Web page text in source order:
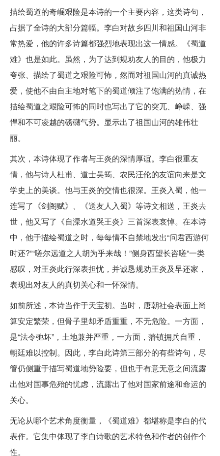
描绘蜀道的奇崛艰险是本诗的一个主要内容，这类诗句，
占据了全诗的大部分篇幅。李白对故乡四川和祖国山河非
常热爱，他的许多诗篇都强烈地表现出这一情感。《蜀道
难》也是如此。虽然，为了达到规劝友人的目的，他极力
夸张、描绘了蜀道之艰险可怖，然而对祖国山河的真诚热
爱，使他不由自主地对笔下的蜀道倾注了饱满的热情，在
描绘蜀道之艰险可怖的同时也写出了它的突兀、峥嵘、强
悍和不可凌越的磅礴气势。显示出了祖国山河的雄伟壮
丽。
其次，本诗体现了作者与王炎的深情厚谊。李白很重友
情，他与诗人杜甫、道士吴筠、农民汪伦的友谊向来是文
学史上的美谈。他与王炎的交情也很深。王炎入蜀，他一
连写了《剑阁赋》、《送友人入蜀》等诗文相送，王炎去
世，他又写了《自溧水道哭王炎》三首深表哀悼。在本诗
中，他于描绘蜀道之时，每每情不自禁地发出“问君西游何
时还?”“嗟尔远道之人胡为乎来哉！”侧身西望长咨嗟”一类
感叹，对王炎此行深表担忧，并诚恳规劝王炎及早还家，
表现出对友人的真切关心和一怀深情。
如前所述，本诗当作于天宝初。当时，唐朝社会表面上尚
算安定繁荣，但骨子里却矛盾重重，不无危险。一方面，
是“法令弛坏”，土地兼并严重，一方面，藩镇拥兵自重，
朝廷难以控制。因此，李白此诗第三部分的有些诗句，尽
管仍侧重于描写蜀道地势险要，但也于有意无意之间流露
出他对国事危殆的忧虑，流露出了他对国家前途和命运的
关心。
无论从哪个艺术角度衡量，《蜀道难》都堪称是李白的代
表作。它集中体现了李白诗歌的艺术特色和作者的创作个
性。